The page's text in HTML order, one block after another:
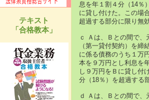
テキスト
「合格教本」
息を年１割４分（14％
に貸し付けた。この場
超過する部分に限り無
ｃ Ａは、Ｂとの間で
（第一貸付契約）を
に係る債務のうち１万
本を９万円とし利息を
し９万円をＢに貸し付
分（18％）を超過する
ｄ Ａは、Ｂとの間で